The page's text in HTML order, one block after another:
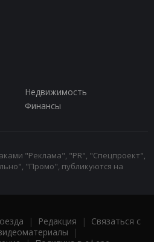
Недвижимость
Финансы
"Реклама", "PR", "Спецпроект",
"Промо", публикуются на
| Редакция | Связаться с
|